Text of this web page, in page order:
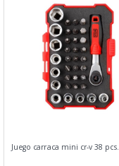
Juego carraca mini cr-v 38 pcs.